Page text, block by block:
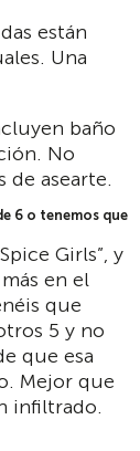
están
Una
baño
No
de asearte.
6 o tenemos que
Girls”, y
en el
que
5 y no
que esa
Mejor que
infiltrado.